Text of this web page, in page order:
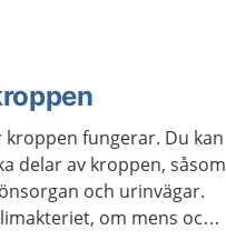
fungerar. Du kan
delar av kroppen, såsom
och urinvägar.
om mens och